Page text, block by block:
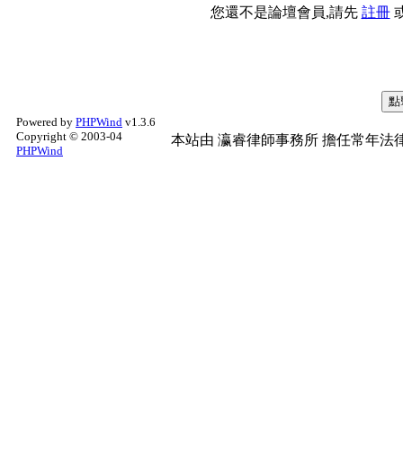
您還不是論壇會員,請先 註冊
Powered by PHPWind v1.3.6
Copyright © 2003-04
PHPWind
本站由 瀛睿律師事務所 擔任常年法